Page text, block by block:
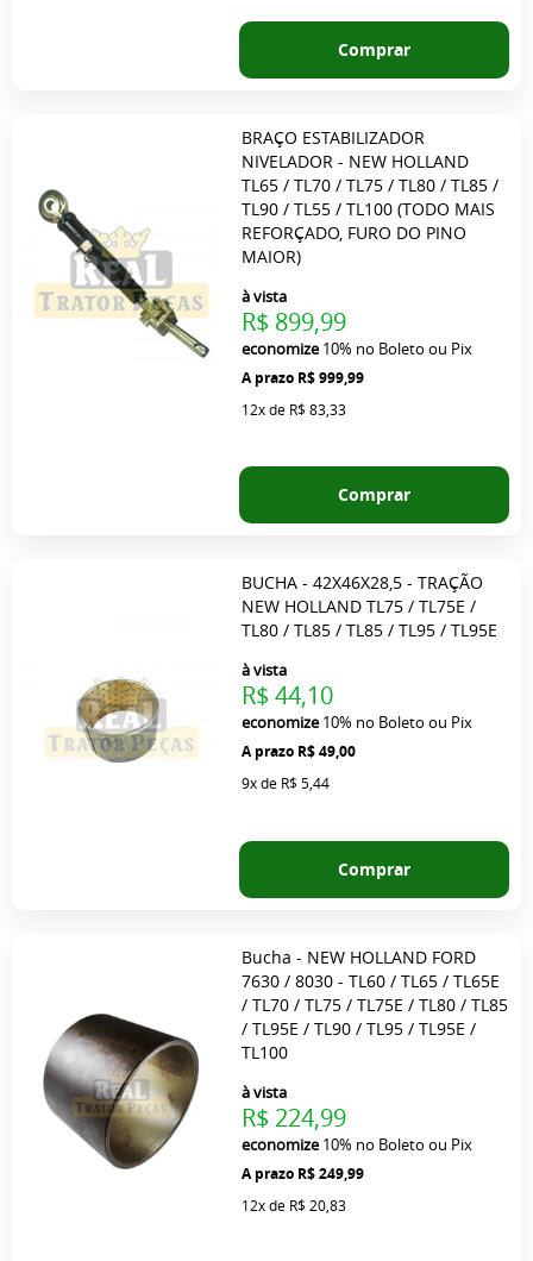
Comprar
BRAÇO ESTABILIZADOR
NIVELADOR - NEW HOLLAND
TL65 / TL70 / TL75 / TL80 / TL85 /
TL90 / TL55 / TL100 (TODO MAIS
REFORÇADO, FURO DO PINO
MAIOR)
R$ 999,99
à vista
R$ 899,99
economize10% no Boleto ou Pix
12xde R$ 83,33
Comprar
BUCHA - 42X46X28,5 - TRAÇÃO
NEW HOLLAND TL75 / TL75E /
TL80 / TL85 / TL85 / TL95 / TL95E
R$ 49,00
à vista
R$ 44,10
economize10% no Boleto ou Pix
9xde R$ 5,44
Comprar
Bucha - NEW HOLLAND FORD
7630 / 8030 - TL60 / TL65 / TL65E
/ TL70 / TL75 / TL75E / TL80 / TL85
/ TL95E / TL90 / TL95 / TL95E /
TL100
R$ 249,99
à vista
R$ 224,99
economize10% no Boleto ou Pix
12xde R$ 20,83